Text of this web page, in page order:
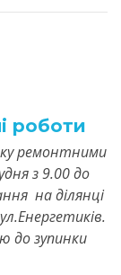
роботи
ремонтними
з 9.00 до
на ділянці
до зупинки